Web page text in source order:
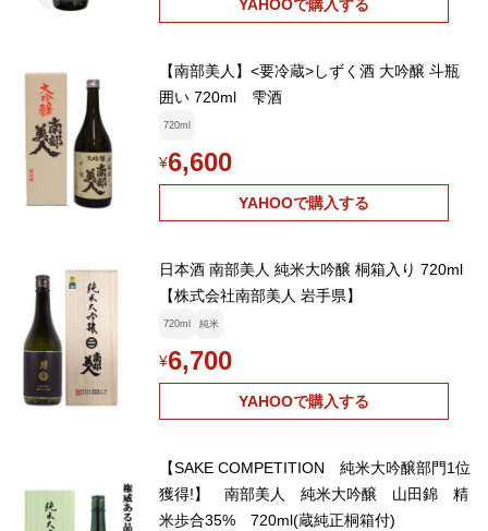
YAHOOで購入する
【南部美人】<要冷蔵>しずく酒 大吟醸 斗瓶
囲い 720ml 雫酒
720ml
¥6,600
YAHOOで購入する
日本酒 南部美人 純米大吟醸 桐箱入り 720ml
【株式会社南部美人 岩手県】
720ml 純米
¥6,700
YAHOOで購入する
【SAKE COMPETITION 純米大吟醸部門1位
獲得!】 南部美人 純米大吟醸 山田錦 精
米歩合35% 720ml(蔵純正桐箱付)